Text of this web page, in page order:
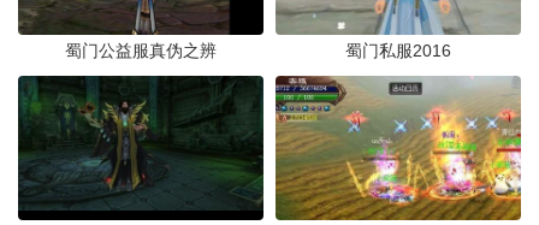
蜀门公益服真伪之辨 蜀门私服2016